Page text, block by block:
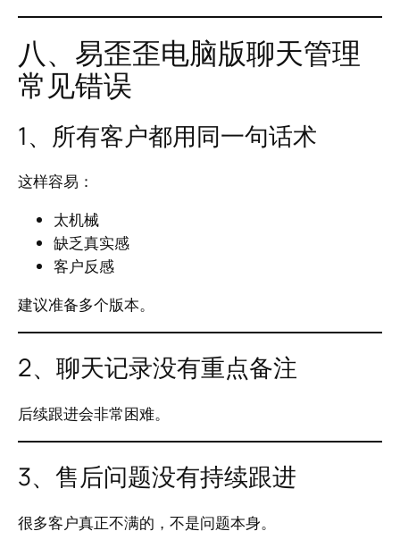
八、易歪歪电脑版聊天管理
常见错误
1、所有客户都用同一句话术
这样容易：
太机械
缺乏真实感
客户反感
建议准备多个版本。
2、聊天记录没有重点备注
后续跟进会非常困难。
3、售后问题没有持续跟进
很多客户真正不满的，不是问题本身。